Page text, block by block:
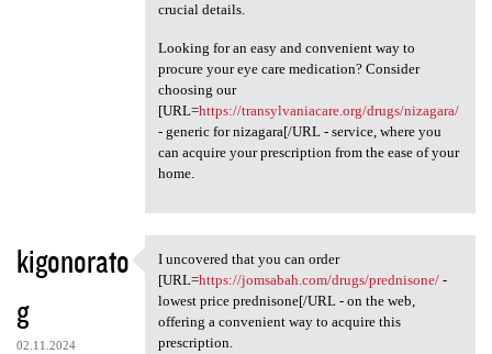
crucial details.
Looking for an easy and convenient way to
procure your eye care medication? Consider
choosing our
[URL=https://transylvaniacare.org/drugs/nizagara/
- generic for nizagara[/URL - service, where you
can acquire your prescription from the ease of your
home.
kigonorato
g
02.11.2024
I uncovered that you can
I uncovered that you can order
[URL=https://jomsabah.com/drugs/prednisone/-
lowest price prednisone[/URL - on the web,
offering a convenient way to acquire this
prescription.